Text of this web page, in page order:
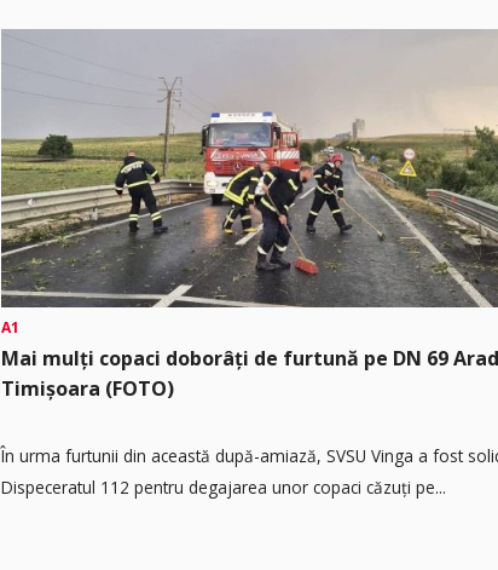
A1
Mai mulți copaci doborâți de furtună pe DN 69
Timișoara (FOTO)
În urma furtunii din această după-amiază, SVSU Vinga a fost
Dispeceratul 112 pentru degajarea unor copaci căzuți pe...